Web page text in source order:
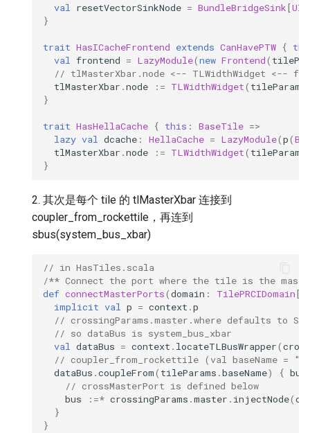
val resetVectorSinkNode = BundleBridgeSink[
}
trait HasICacheFrontend extends CanHavePTW {
val frontend = LazyModule(new Frontend(
// tlMasterXbar.node <-- TLWidthWidget <--
tlMasterXbar .node := TLWidthWidget( tileParams
}
trait HasHellaCache { this : BaseTile =>
lazy val dcache : HellaCache = LazyModule(p(
tlMasterXbar .node := TLWidthWidget( tileParams
}
2. 其次是每个 tile 的 tlMasterXbar 连接到
coupler_from_rockettile，再连到
sbus(system_bus_xbar)
// in HasTiles.scala
/** Connect the port where the tile is the
def connectMasterPorts(domain : TilePRCIDomain[
implicit val p = context .p
// crossingParams.master.where defaults to
// so dataBus is system_bus_xbar
val dataBus = context . locateTLBusWrapper(
// coupler_from_rockettile (val baseName =
dataBus .coupleFrom( tileParams .baseName) { bus
// crossMasterPort is defined below
bus
:=* crossingParams .master . injectNode(
}
}